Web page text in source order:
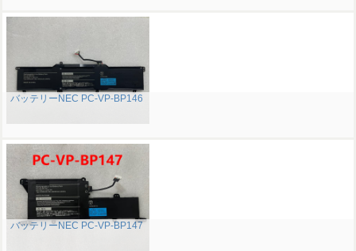
バッテリーNEC PC-VP-BP146
バッテリーNEC PC-VP-BP147